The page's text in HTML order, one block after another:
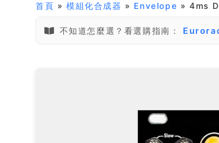
首頁 »模組化合成器 » Envelope » 4ms
不知道怎麼選？看選購指南：